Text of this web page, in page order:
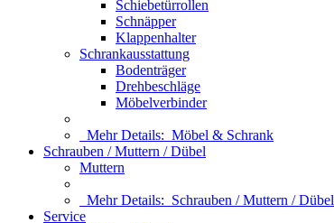
Schiebetürrollen
Schnäpper
Klappenhalter
Schrankausstattung
Bodenträger
Drehbeschläge
Möbelverbinder
Mehr Details: Möbel & Schrank
Schrauben / Muttern / Dübel
Muttern
Mehr Details: Schrauben / Muttern / Dübel
Service